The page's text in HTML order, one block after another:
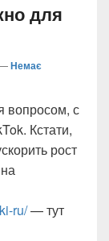
для
Немає
вопросом, с
Кстати,
рост
ru/— тут